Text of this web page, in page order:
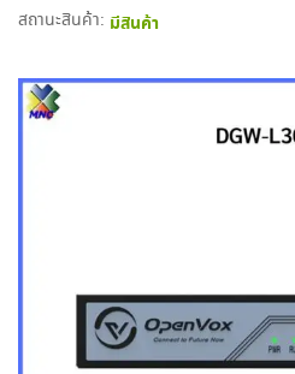
สถานะสินค้า: มีสินค้า